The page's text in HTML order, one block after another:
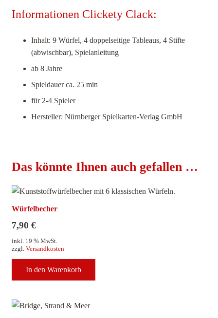
Informationen Clickety Clack:
Inhalt: 9 Würfel, 4 doppelseitige Tableaus, 4 Stifte
(abwischbar), Spielanleitung
ab 8 Jahre
Spieldauer ca. 25 min
für 2-4 Spieler
Hersteller: Nürnberger Spielkarten-Verlag GmbH
Das könnte Ihnen auch gefallen …
Würfelbecher
7,90 €
inkl. 19 % MwSt.
zzgl. Versandkosten
In den Warenkorb